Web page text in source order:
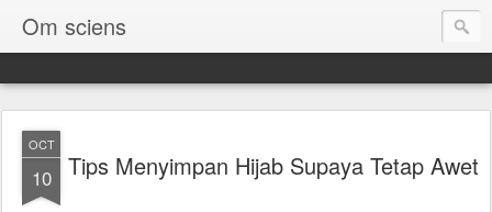
Om sciens
OCT
10 Tips Menyimpan Hijab Supaya Tetap Awet